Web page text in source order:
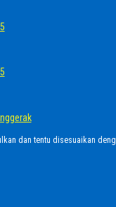
dan tentu disesuaikan